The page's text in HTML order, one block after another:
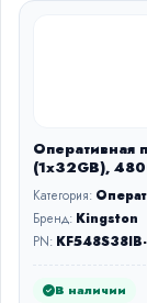
Оперативная
(1x32GB),
Категория:
Бренд: Kingston
PN:
В наличии